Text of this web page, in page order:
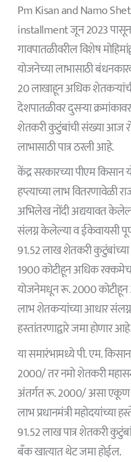
Pm Kisan and Namo
installment जून 2023
गावपातळीवरील विशेष
योजनेच्या लाभासाठी
20 लाखाहून अधिक
देशपातळीवर दुसऱ्या क्रमांकावर
शेतकरी कुटुंबांची संख्या आज
लाभासाठी पात्र ठरली आहे.
केंद्र सरकारच्या पीएम किसान
हप्त्याच्या लाभ वितरणावेळी
अभिलेख नोंदी अद्ययावत
संलग्न केलेल्या व ईकेवायसी
91.52 लाख शेतकरी
1900 कोटीहून अधिक
योजनेमधून रू. 2000
लाभ शेतकऱ्यांच्या आधार
हस्तांतरणाद्वारे जमा होणार
या समारंभामध्ये पी. एम.
2000/ तर नमो शेतकरी
अंतर्गत रू. 2000/ असा
लाभ प्रधानमंत्री महोदयांच्या
91.52 लाख पात्र शेतकरी
बॅंक खात्यात थेट जमा होईल.